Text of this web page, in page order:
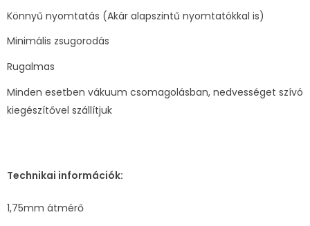
Könnyű nyomtatás (Akár alapszintű nyomtatókkal is)
Minimális zsugorodás
Rugalmas
Minden esetben vákuum csomagolásban, nedvességet szívó
kiegészítővel szállítjuk
Technikai információk:
1,75mm átmérő